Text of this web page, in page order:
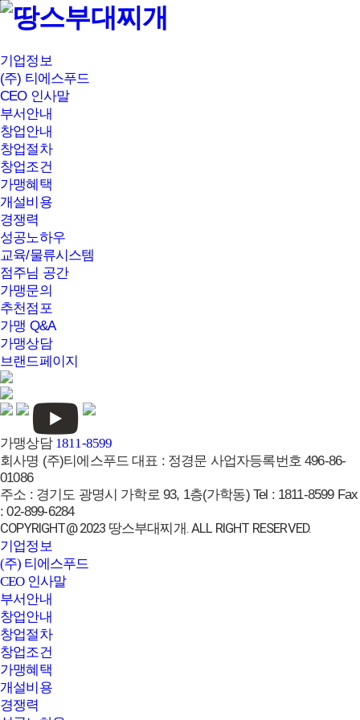
본문바로가기
기업정보
(주) 티에스푸드
CEO 인사말
부서안내
창업안내
창업절차
창업조건
가맹혜택
개설비용
경쟁력
성공노하우
교육/물류시스템
점주님 공간
가맹문의
추천점포
가맹 Q&A
가맹상담
브랜드페이지
가맹상담 1811-8599
회사명 (주)티에스푸드 대표 : 정경문 사업자등록번호 496-86-
01086
주소 : 경기도 광명시 가학로 93, 1층(가학동) Tel : 1811-8599 Fax
:02-899-6284
COPYRIGHT@ 2023 땅스부대찌개. ALL RIGHT RESERVED.
기업정보
(주) 티에스푸드
CEO 인사말
부서안내
창업안내
창업절차
창업조건
가맹혜택
개설비용
경쟁력